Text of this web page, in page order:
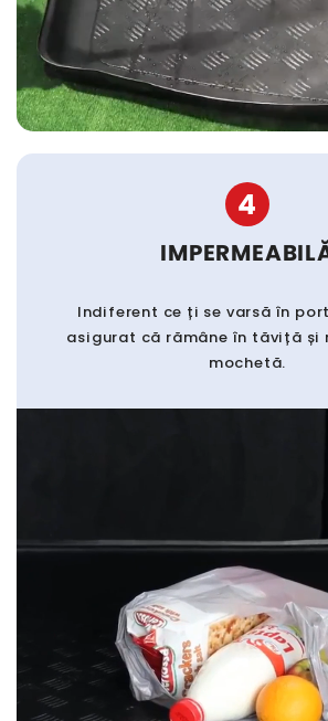
4
Indiferent ce ți se varsă în
asigurat că rămâne în tăviță și
mochetă.